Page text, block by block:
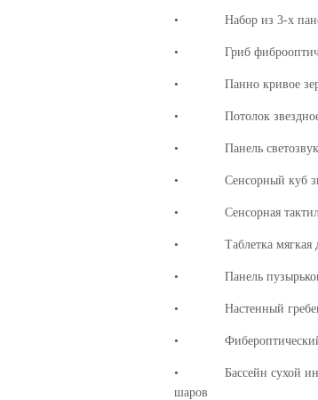
• Набор из 3-х панелей
• Гриб
• Панно кривое
• Потолок звездное
• Панель
• Сенсорный куб
• Сенсорная
• Таблетка мягкая
• Панель пузырьковая
• Настенный гребень
• Фибероптический
• Бассейн сухой
шаров